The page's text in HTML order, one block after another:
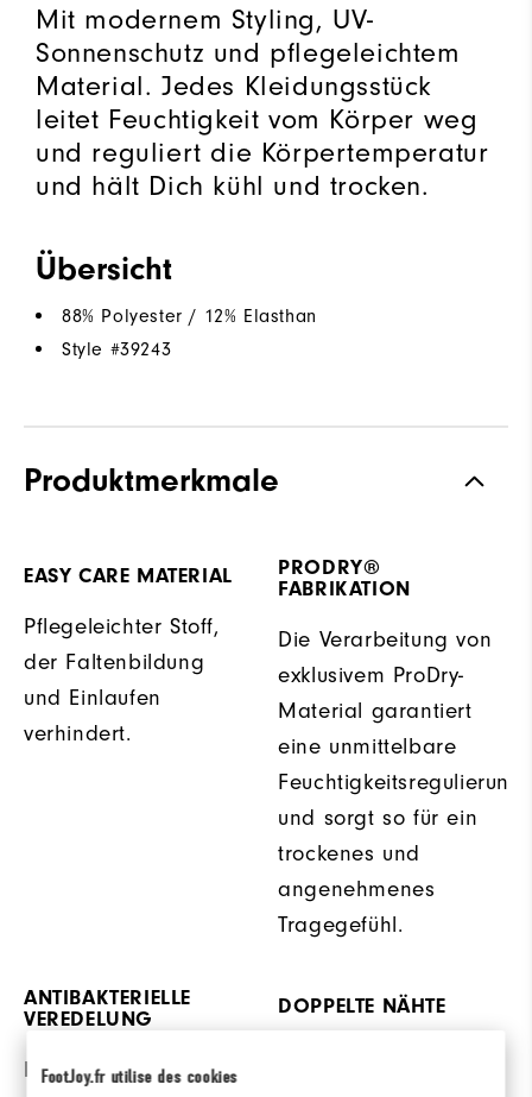
FootJoy.fr utilise des cookies
Mit modernem Styling, UV-
Sonnenschutz und pflegeleichtem
Material. Jedes Kleidungsstück
leitet Feuchtigkeit vom Körper weg
und reguliert die Körpertemperatur
und hält Dich kühl und trocken.
Übersicht
88% Polyester / 12% Elasthan
Style #39243
Produktmerkmale
EASY CARE MATERIAL
Pflegeleichter Stoff,
der Faltenbildung
und Einlaufen
verhindert.
PRODRY®
FABRIKATION
Die Verarbeitung von
exklusivem ProDry-
Material garantiert
eine unmittelbare
Feuchtigkeitsregulierung
und sorgt so für ein
trockenes und
angenehmenes
Tragegefühl.
ANTIBAKTERIELLE
VEREDELUNG
Diese antimikrobielle
DOPPELTE NÄHTE